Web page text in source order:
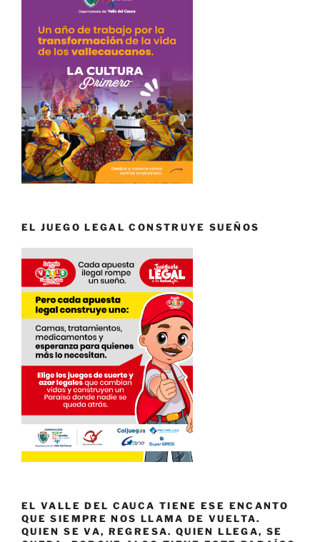
EL JUEGO LEGAL CONSTRUYE SUEÑOS
EL VALLE DEL CAUCA TIENE ESE ENCANTO
QUE SIEMPRE NOS LLAMA DE VUELTA.
QUIEN SE VA, REGRESA. QUIEN LLEGA, SE